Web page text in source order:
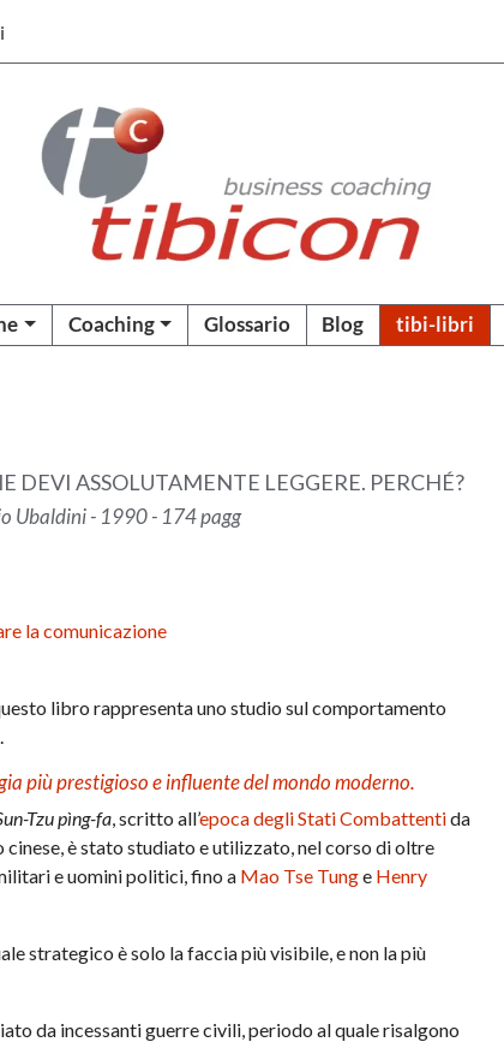
Coaching Glossario Blog tibi-libri
DEVI ASSOLUTAMENTE LEGGERE. PERCHÉ?
Ubaldini - 1990 - 174 pagg
la comunicazione
libro rappresenta uno studio sul comportamento
più prestigioso e influente del mondo moderno.
Tzu pìng-fa, scritto all’epoca degli Stati Combattentida
è stato studiato e utilizzato, nel corso di oltre
e uomini politici, fino a Mao Tse Tunge Henry
strategico è solo la faccia più visibile, e non la più
da incessanti guerre civili, periodo al quale risalgono